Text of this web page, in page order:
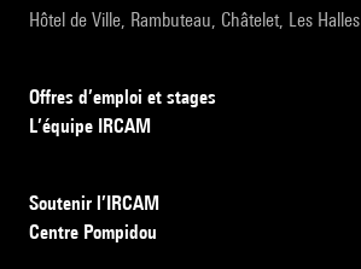
Hôtel de Ville, Rambuteau, Châtelet, Les Halles
Offres d’emploi et stages
L’équipe IRCAM
Soutenir l’IRCAM
Centre Pompidou